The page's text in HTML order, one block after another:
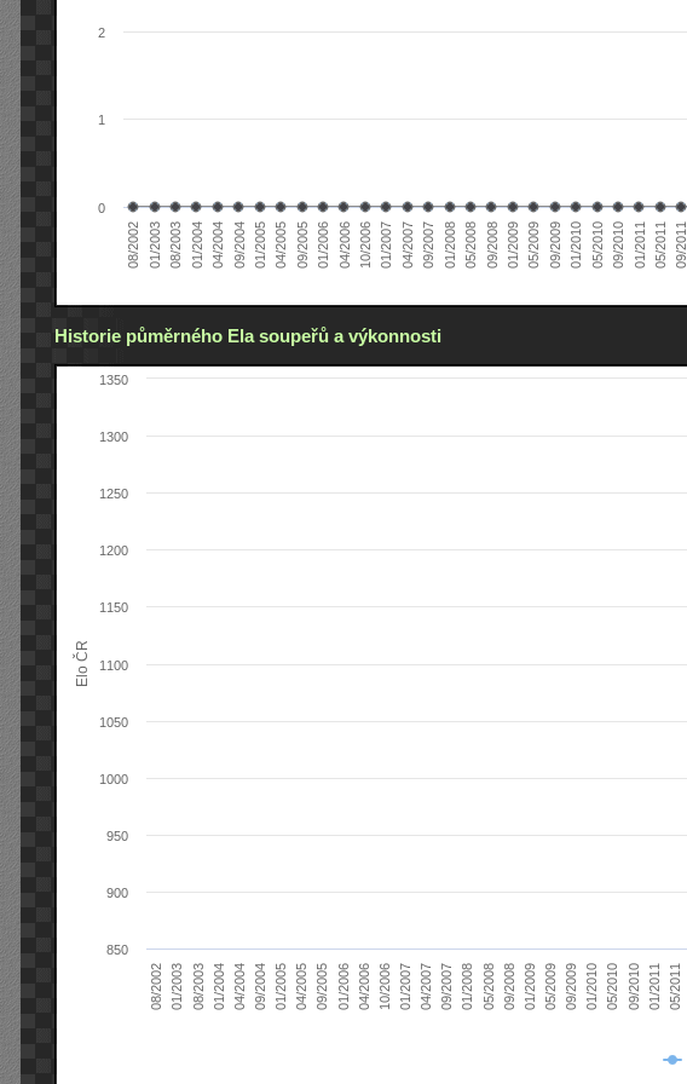
08/2002 01/2003 08/2003 01/2004 04/2004 09/2004 01/2005 04/2005 09/2005 01/2006 04/2006 10/2006 01/2007 04/2007 09/2007 01/2008 05/2008 09/2008 01/2009 05/2009 09/2009 01/2010 05/2010 09/2010 01/2011 05/2011 09/2011
0
1
2
Historie půměrného Ela soupeřů a výkonnosti
Elo ČR
08/2002 01/2003 08/2003 01/2004 04/2004 09/2004 01/2005 04/2005 09/2005 01/2006 04/2006 10/2006 01/2007 04/2007 09/2007 01/2008 05/2008 09/2008 01/2009 05/2009 09/2009 01/2010 05/2010 09/2010 01/2011 05/2011
850
900
950
1000
1050
1100
1150
1200
1250
1300
1350